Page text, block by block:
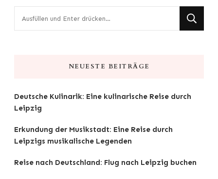
NEUESTE BEITRÄGE
Deutsche Kulinarik: Eine kulinarische Reise durch
Leipzig
Erkundung der Musikstadt: Eine Reise durch
Leipzigs musikalische Legenden
Reise nach Deutschland: Flug nach Leipzig buchen